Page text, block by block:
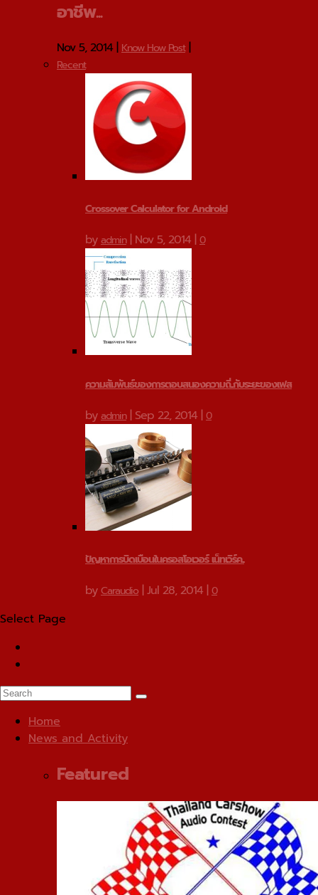
อาชีพ...
Nov 5, 2014| Know How Post|
Recent
Crossover Calculator for Android
byadmin| Nov 5, 2014 | 0
ความสัมพันธ์ของการตอบสนองความถี่...กับระยะของเฟส
byadmin| Sep 22, 2014 | 0
ปัญหาการบิดเบือนในครอสโอเวอร์ เน็ทเวิร์ค...
by Caraudio | Jul 28, 2014 | 0
Select Page
Home
News and Activity
Featured